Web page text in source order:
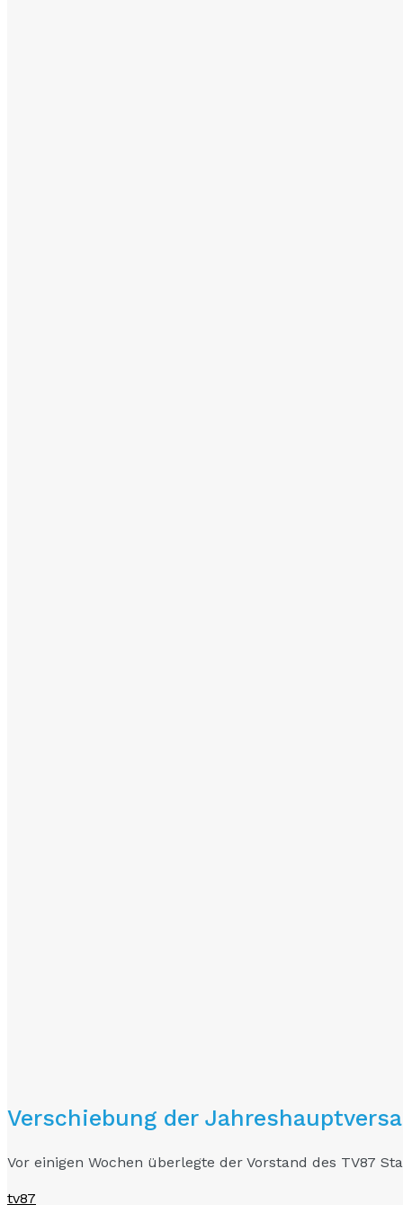
Verschiebung der
Vor einigen Wochen überlegte der Vorstand des TV87
tv87